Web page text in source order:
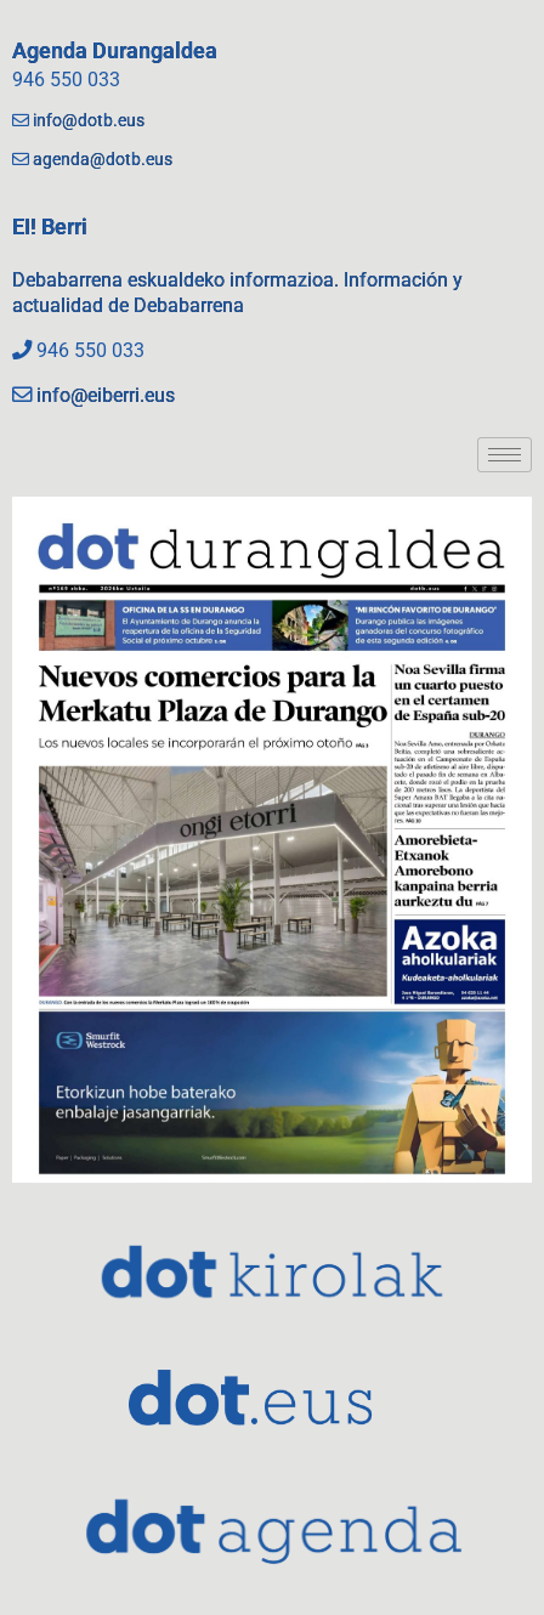
Agenda Durangaldea
946 550 033
info@dotb.eus
agenda@dotb.eus
EI! Berri
Debabarrena eskualdeko informazioa. Información y
actualidad de Debabarrena
946 550 033
info@eiberri.eus